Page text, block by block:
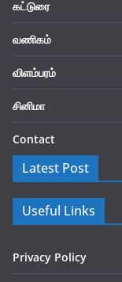
கட்டுரை
வணிகம்
விளம்பரம்
சினிமா
Contact
Latest Post
Useful Links
Privacy Policy